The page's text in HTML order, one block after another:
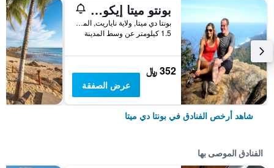
بونتو ميتا إيكو سيرف سويتس
بونتا دي ميتا, ولاية ناياريت, المكسيك
1.5 كيلومتر عن وسط المدينة
352 ﷼
عرض الصفقة
شاهد أرخص الفنادق في بونتا دي ميتا
الفنادق الموصى بها